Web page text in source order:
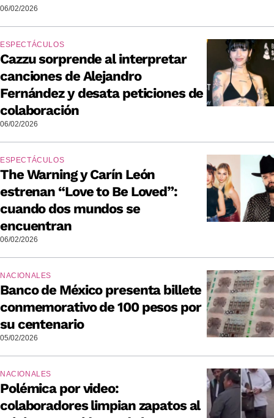
06/02/2026
ESPECTÁCULOS
Cazzu sorprende al interpretar
canciones de Alejandro
Fernández y desata peticiones de
colaboración
06/02/2026
ESPECTÁCULOS
The Warning y Carín León
estrenan “Love to Be Loved”:
cuando dos mundos se
encuentran
06/02/2026
NACIONALES
Banco de México presenta billete
conmemorativo de 100 pesos por
su centenario
05/02/2026
NACIONALES
Polémica por video:
colaboradores limpian zapatos al